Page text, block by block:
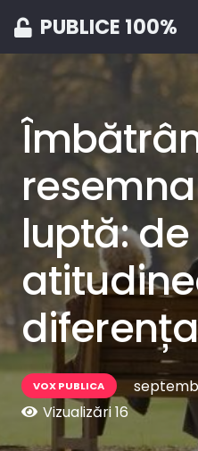
PUBLICE 100%
luptă:
diferența
VOX PUBLICA
Vizualizări16